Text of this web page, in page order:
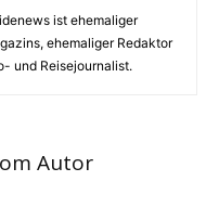
ist ehemaliger
ehemaliger Redaktor
und Reisejournalist.
Autor